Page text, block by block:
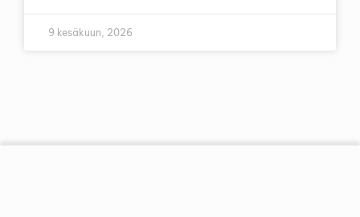
9 kesäkuun, 2026